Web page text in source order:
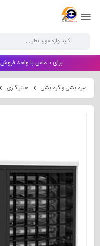
برای تـماس با واحد فروش 09936341267 کلیـــــک کــــنید
سرمایشی و گرمایشی هیتر گازی